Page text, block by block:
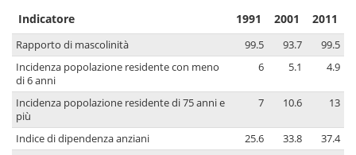
Indicatore 1991 2001 2011
Rapporto di mascolinità 99.5 93.7
99.5
Incidenza popolazione residente con meno
di 6 anni
6 5.1 4.9
Incidenza popolazione residente di 75 anni e
più
7 10.6 13
Indice di dipendenza anziani 25.6 33.8
37.4